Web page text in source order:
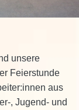
unsere
Feierstunde
aus
, Jugend- und